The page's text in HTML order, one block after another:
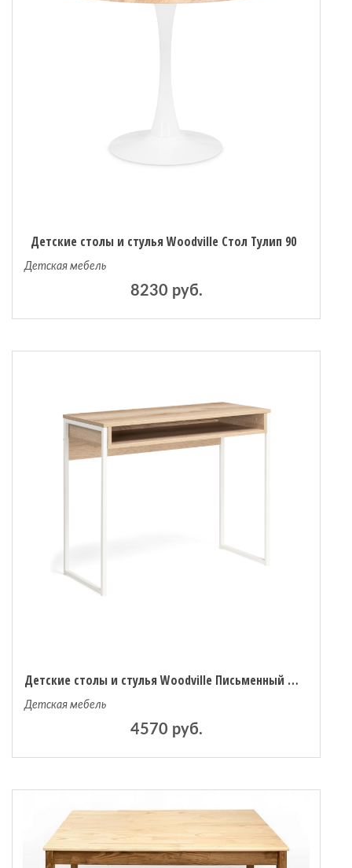
Детские столы и стулья Woodville Стол Тулип 90
Детская мебель
8230 руб.
Детские столы и стулья Woodville Письменный стол Лео Лофт
Детская мебель
4570 руб.